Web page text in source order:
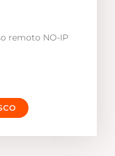
remoto NO-IP